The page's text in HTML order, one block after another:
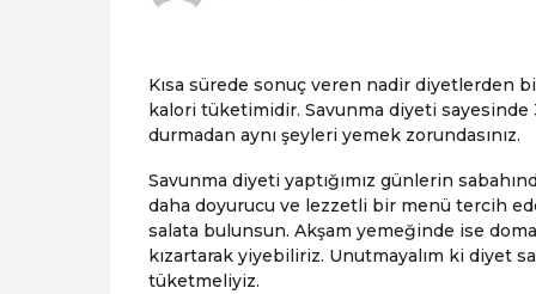
l
a
g
l
a
g
o
Kısa sürede sonuç veren nadir diyetlerden
kalori tüketimidir. Savunma diyeti
durmadan aynı şeyleri yemek zorundasınız.
Savunma diyeti yaptığımız günlerin
daha doyurucu ve lezzetli bir menü tercih
salata bulunsun. Akşam yemeğinde ise
kızartarak yiyebiliriz. Unutmayalım ki diyet
tüketmeliyiz.